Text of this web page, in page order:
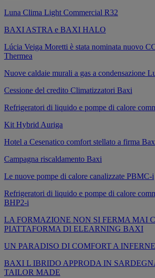
Luna Clima Light Commercial R32
BAXI ASTRA e BAXI HALO
Lúcia Veiga Moretti è stata nominata nuovo
Thermea
Nuove caldaie murali a gas a condensazione
Cessione del credito Climatizzatori Baxi
Refrigeratori di liquido e pompe di calore
Kit Hybrid Auriga
Hotel a Cesenatico comfort stellato a firma
Campagna riscaldamento Baxi
Le nuove pompe di calore canalizzate PBMC-i
Refrigeratori di liquido e pompe di calore
BHP2-i
LA FORMAZIONE NON SI FERMA MAI
PIATTAFORMA DI ELEARNING BAXI
UN PARADISO DI COMFORT A
BAXI L IBRIDO APPRODA IN
TAILOR MADE